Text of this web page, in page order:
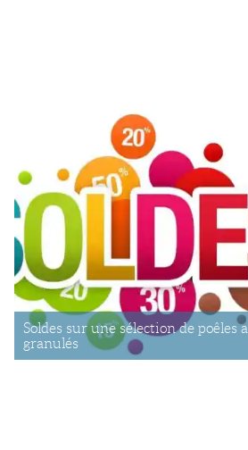
Soldes sur une sélection de poêles a
granulés